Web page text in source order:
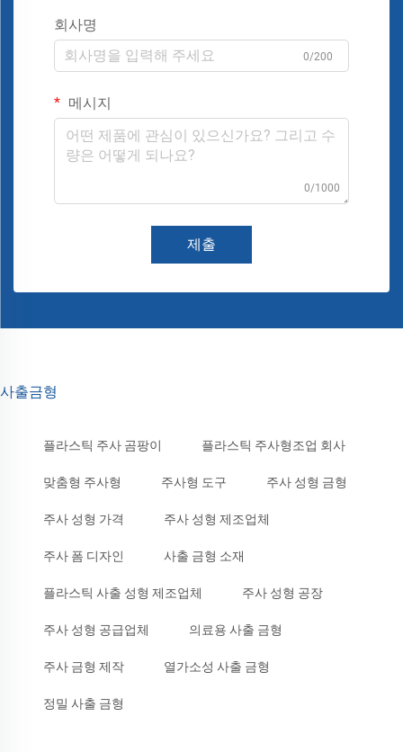
회사명
0/200
메시지
0/1000
제출
사출금형
플라스틱 주사 곰팡이 플라스틱 주사형조업 회사
맞춤형 주사형 주사형 도구 주사 성형 금형
주사 성형 가격 주사 성형 제조업체
주사 폼 디자인 사출 금형 소재
플라스틱 사출 성형 제조업체 주사 성형 공장
주사 성형 공급업체 의료용 사출 금형
주사 금형 제작 열가소성 사출 금형
정밀 사출 금형